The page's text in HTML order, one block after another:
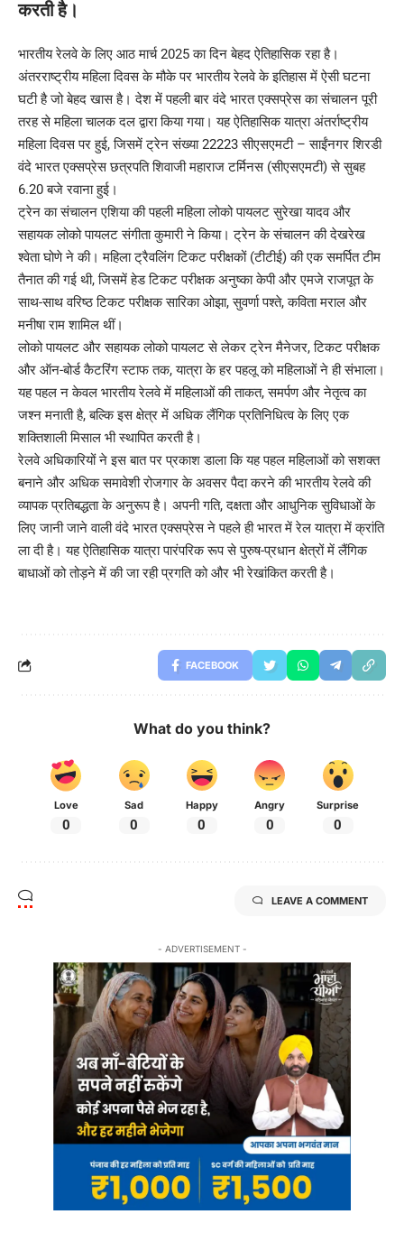
करती है।
भारतीय रेलवे के लिए आठ मार्च 2025 का दिन बेहद ऐतिहासिक रहा है।
अंतरराष्ट्रीय महिला दिवस के मौके पर भारतीय रेलवे के इतिहास में ऐसी घटना
घटी है जो बेहद खास है। देश में पहली बार वंदे भारत एक्सप्रेस का संचालन पूरी
तरह से महिला चालक दल द्वारा किया गया। यह ऐतिहासिक यात्रा अंतर्राष्ट्रीय
महिला दिवस पर हुई, जिसमें ट्रेन संख्या 22223 सीएसएमटी – साईंनगर शिरडी
वंदे भारत एक्सप्रेस छत्रपति शिवाजी महाराज टर्मिनस (सीएसएमटी) से सुबह
6.20 बजे रवाना हुई।
ट्रेन का संचालन एशिया की पहली महिला लोको पायलट सुरेखा यादव और
सहायक लोको पायलट संगीता कुमारी ने किया। ट्रेन के संचालन की देखरेख
श्वेता घोणे ने की। महिला ट्रैवलिंग टिकट परीक्षकों (टीटीई) की एक समर्पित टीम
तैनात की गई थी, जिसमें हेड टिकट परीक्षक अनुष्का केपी और एमजे राजपूत के
साथ-साथ वरिष्ठ टिकट परीक्षक सारिका ओझा, सुवर्णा पश्ते, कविता मराल और
मनीषा राम शामिल थीं।
लोको पायलट और सहायक लोको पायलट से लेकर ट्रेन मैनेजर, टिकट परीक्षक
और ऑन-बोर्ड कैटरिंग स्टाफ तक, यात्रा के हर पहलू को महिलाओं ने ही संभाला।
यह पहल न केवल भारतीय रेलवे में महिलाओं की ताकत, समर्पण और नेतृत्व का
जश्न मनाती है, बल्कि इस क्षेत्र में अधिक लैंगिक प्रतिनिधित्व के लिए एक
शक्तिशाली मिसाल भी स्थापित करती है।
रेलवे अधिकारियों ने इस बात पर प्रकाश डाला कि यह पहल महिलाओं को सशक्त
बनाने और अधिक समावेशी रोजगार के अवसर पैदा करने की भारतीय रेलवे की
व्यापक प्रतिबद्धता के अनुरूप है। अपनी गति, दक्षता और आधुनिक सुविधाओं के
लिए जानी जाने वाली वंदे भारत एक्सप्रेस ने पहले ही भारत में रेल यात्रा में क्रांति
ला दी है। यह ऐतिहासिक यात्रा पारंपरिक रूप से पुरुष-प्रधान क्षेत्रों में लैंगिक
बाधाओं को तोड़ने में की जा रही प्रगति को और भी रेखांकित करती है।
FACEBOOK
What do you think?
Love
0
Sad
0
Happy
0
Angry
0
Surprise
0
LEAVE A COMMENT
- ADVERTISEMENT -